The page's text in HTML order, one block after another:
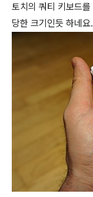
토치의 쿼티 키보드
당한 크기인듯 하네요.